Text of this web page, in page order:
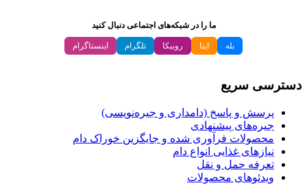
ما را در شبکه‌های اجتماعی دنبال کنید
بله ایتا روبیکا تلگرام اینستاگرام
دسترسی سریع
پرسش و پاسخ (دامداری و جیره‌نویسی)
جیره‌های پیشنهادی
محصولات فرآوری شده و جایگزین خوراک دام
نیازهای غذایی انواع دام
تعرفه حمل و نقل
ویدئو‌های محصولات